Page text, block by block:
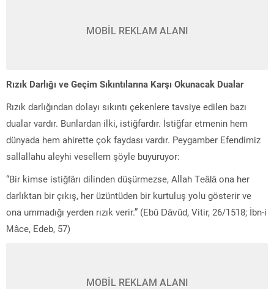
MOBİL REKLAM ALANI
Rızık Darlığı ve Geçim Sıkıntılarına Karşı Okunacak Dualar
Rızık darlığından dolayı sıkıntı çekenlere tavsiye edilen bazı
dualar vardır. Bunlardan ilki, istiğfardır. İstiğfar etmenin hem
dünyada hem ahirette çok faydası vardır. Peygamber Efendimiz
sallallahu aleyhi vesellem şöyle buyuruyor:
“Bir kimse istiğfârı dilinden düşürmezse, Allah Teâlâ ona her
darlıktan bir çıkış, her üzüntüden bir kurtuluş yolu gösterir ve
ona ummadığı yerden rızık verir.” (Ebû Dâvûd, Vitir, 26/1518; İbn-i
Mâce, Edeb, 57)
MOBİL REKLAM ALANI